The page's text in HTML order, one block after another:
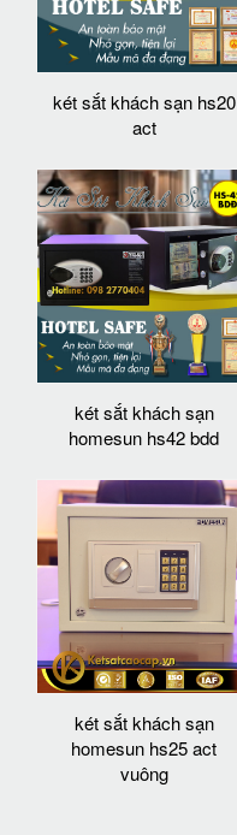
két sắt khách sạn hs20
act
két sắt khách sạn
homesun hs42 bdd
két sắt khách sạn
homesun hs25 act
vuông